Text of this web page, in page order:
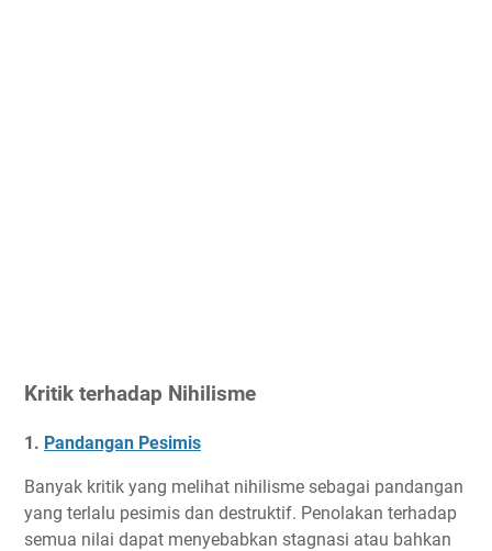
Kritik terhadap Nihilisme
1. Pandangan Pesimis
Banyak kritik yang melihat nihilisme sebagai pandangan
yang terlalu pesimis dan destruktif. Penolakan terhadap
semua nilai dapat menyebabkan stagnasi atau bahkan